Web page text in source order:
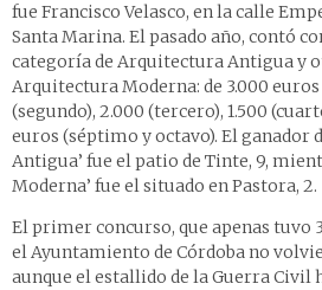
fue Francisco Velasco, en la calle
Santa Marina. El pasado año, contó
categoría de Arquitectura Antigua y
Arquitectura Moderna: de 3.000
(segundo), 2.000 (tercero), 1.500
euros (séptimo y octavo). El ganador
Antigua’ fue el patio de Tinte, 9,
Moderna’ fue el situado en Pastora, 2.
El primer concurso, que apenas tuvo
el Ayuntamiento de Córdoba no
aunque el estallido de la Guerra Civil